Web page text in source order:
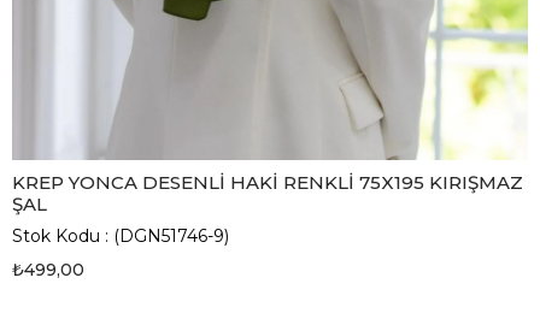
KREP YONCA DESENLİ HAKİ RENKLİ 75X195 KIRIŞMAZ
ŞAL
Stok Kodu
(DGN51746-9)
₺499,00